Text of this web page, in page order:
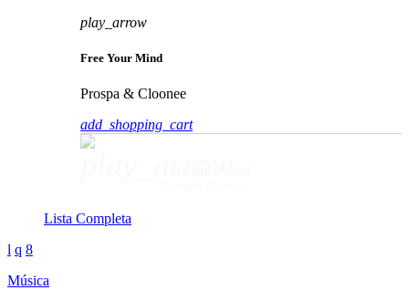
play_arrow
Free Your Mind
Prospa & Cloonee
add_shopping_cart
Lista Completa
Música